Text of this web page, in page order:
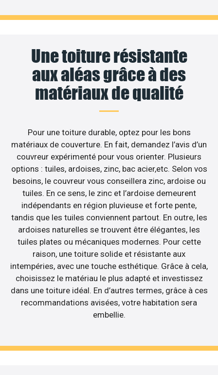
Une toiture résistante
aux aléas grâce à des
matériaux de qualité
Pour une toiture durable, optez pour les bons
matériaux de couverture. En fait, demandez l’avis d’un
couvreur expérimenté pour vous orienter. Plusieurs
options : tuiles, ardoises, zinc, bac acier,etc. Selon vos
besoins, le couvreur vous conseillera zinc, ardoise ou
tuiles. En ce sens, le zinc et l’ardoise demeurent
indépendants en région pluvieuse et forte pente,
tandis que les tuiles conviennent partout. En outre, les
ardoises naturelles se trouvent être élégantes, les
tuiles plates ou mécaniques modernes. Pour cette
raison, une toiture solide et résistante aux
intempéries, avec une touche esthétique. Grâce à cela,
choisissez le matériau le plus adapté et investissez
dans une toiture idéal. En d’autres termes, grâce à ces
recommandations avisées, votre habitation sera
embellie.